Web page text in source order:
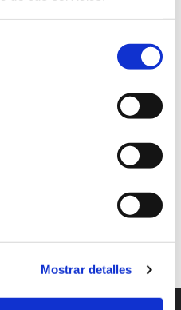
Mostrar detalles
1 2 3 4